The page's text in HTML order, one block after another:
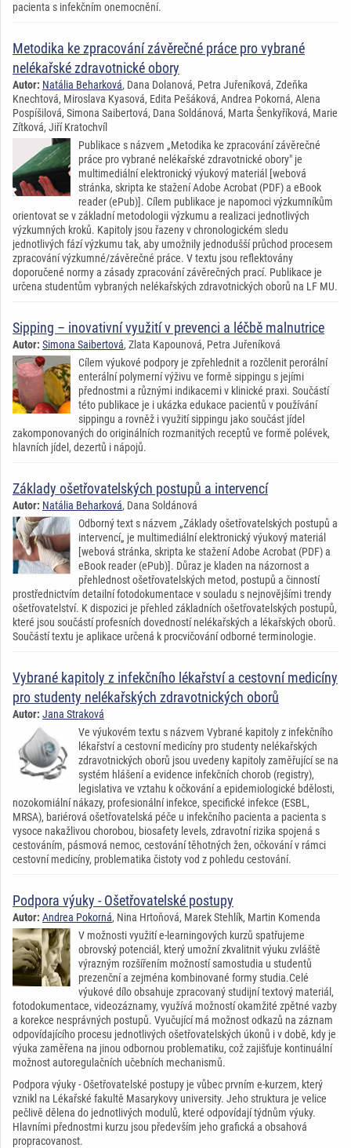
pacienta s infekčním onemocnění.
Metodika ke zpracování závěrečné práce pro vybrané
nelékařské zdravotnické obory
Autor: Natália Beharková, Dana Dolanová, Petra Juřeníková, Zdeňka
Knechtová, Miroslava Kyasová, Edita Pešáková, Andrea Pokorná, Alena
Pospíšilová, Simona Saibertová, Dana Soldánová, Marta Šenkyříková, Marie
Zítková, Jiří Kratochvíl
Publikace s názvem „Metodika ke zpracování závěrečné
práce pro vybrané nelékařské zdravotnické obory" je
multimediální elektronický výukový materiál [webová
stránka, skripta ke stažení Adobe Acrobat (PDF) a eBook
reader (ePub)]. Cílem publikace je napomoci výzkumníkům
orientovat se v základní metodologii výzkumu a realizaci jednotlivých
výzkumných kroků. Kapitoly jsou řazeny v chronologickém sledu
jednotlivých fází výzkumu tak, aby umožnily jednodušší průchod procesem
zpracování výzkumné/závěrečné práce. V textu jsou reflektovány
doporučené normy a zásady zpracování závěrečných prací. Publikace je
určena studentům vybraných nelékařských zdravotnických oborů na LF MU.
Sipping – inovativní využití v prevenci a léčbě malnutrice
Autor: Simona Saibertová, Zlata Kapounová, Petra Juřeníková
Cílem výukové podpory je zpřehlednit a rozčlenit perorální
enterální polymerní výživu ve formě sippingu s jejími
přednostmi a různými indikacemi v klinické praxi. Součástí
této publikace je i ukázka edukace pacientů v používání
sippingu a rovněž i využití sippingu jako součást jídel
zakomponovaných do originálních rozmanitých receptů ve formě polévek,
hlavních jídel, dezertů i nápojů.
Základy ošetřovatelských postupů a intervencí
Autor: Natália Beharková, Dana Soldánová
Odborný text s názvem „Základy ošetřovatelských postupů a
intervencí„ je multimediální elektronický výukový materiál
[webová stránka, skripta ke stažení Adobe Acrobat (PDF) a
eBook reader (ePub)]. Důraz je kladen na názornost a
přehlednost ošetřovatelských metod, postupů a činností
prostřednictvím detailní fotodokumentace v souladu s nejnovějšími trendy
ošetřovatelství. K dispozici je přehled základních ošetřovatelských postupů,
které jsou součástí profesních dovedností nelékařských a lékařských oborů.
Součástí textu je aplikace určená k procvičování odborné terminologie.
Vybrané kapitoly z infekčního lékařství a cestovní medicíny
pro studenty nelékařských zdravotnických oborů
Autor: Jana Straková
Ve výukovém textu s názvem Vybrané kapitoly z infekčního
lékařství a cestovní medicíny pro studenty nelékařských
zdravotnických oborů jsou uvedeny kapitoly zaměřující se na
systém hlášení a evidence infekčních chorob (registry),
legislativa ve vztahu k očkování a epidemiologické bdělosti,
nozokomiální nákazy, profesionální infekce, specifické infekce (ESBL,
MRSA), bariérová ošetřovatelská péče u infekčního pacienta a pacienta s
vysoce nakažlivou chorobou, biosafety levels, zdravotní rizika spojená s
cestováním, pásmová nemoc, cestování těhotných žen, očkování v rámci
cestovní medicíny, problematika čistoty vod z pohledu cestování.
Podpora výuky - Ošetřovatelské postupy
Autor: Andrea Pokorná, Nina Hrtoňová, Marek Stehlík, Martin Komenda
V možnosti využití e-learningových kurzů spatřujeme
obrovský potenciál, který umožní zkvalitnit výuku zvláště
výrazným rozšířením možností samostudia u studentů
prezenční a zejména kombinované formy studia.Celé
výukové dílo obsahuje zpracovaný studijní textový materiál,
fotodokumentace, videozáznamy, využívá možností okamžité zpětné vazby
a korekce nesprávných postupů. Vyučující má možnost odkazů na záznam
odpovídajícího procesu jednotlivých ošetřovatelských úkonů i v době, kdy je
výuka zaměřena na jinou odbornou problematiku, což zajišťuje kontinuální
možnost autoregulačních učebních mechanismů.
Podpora výuky - Ošetřovatelské postupy je vůbec prvním e-kurzem, který
vznikl na Lékařské fakultě Masarykovy university. Jeho struktura je velice
pečlivě dělena do jednotlivých modulů, které odpovídají týdnům výuky.
Hlavními přednostmi kurzu jsou především jeho grafická a obsahová
propracovanost.